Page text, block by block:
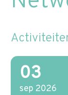
i
n
03
sep 2026